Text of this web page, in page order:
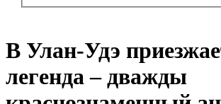
В Улан-Удэ
легенда – дважды